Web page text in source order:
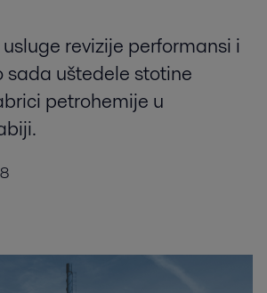
revizije performansi i
sada uštedele stotine
petrohemije u